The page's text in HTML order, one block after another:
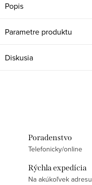
Popis
Parametre produktu
Diskusia
Poradenstvo
Telefonicky/online
Rýchla expedícia
Na akúkoľvek adresu